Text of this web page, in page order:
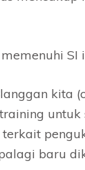
SI
kita
baru